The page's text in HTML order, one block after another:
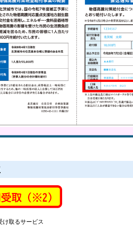
取るサービス